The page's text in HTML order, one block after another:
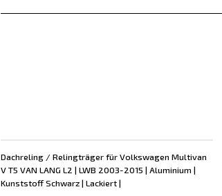
Dachreling / Relingträger für Volkswagen Multivan
V T5 VAN LANG L2 | LWB 2003-2015 | Aluminium |
Kunststoff Schwarz | Lackiert |